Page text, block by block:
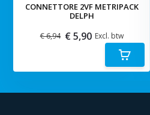
CONNETTORE 2VF METRIPACK
DELPH
€ 6,94 € 5,90 Excl. btw